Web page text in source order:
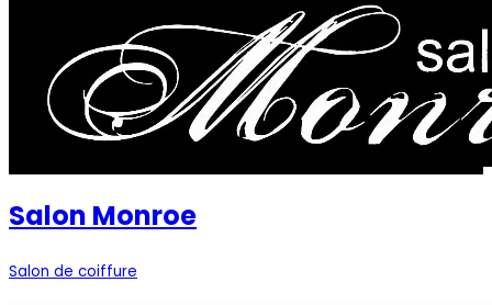
Salon Monroe
Salon de coiffure